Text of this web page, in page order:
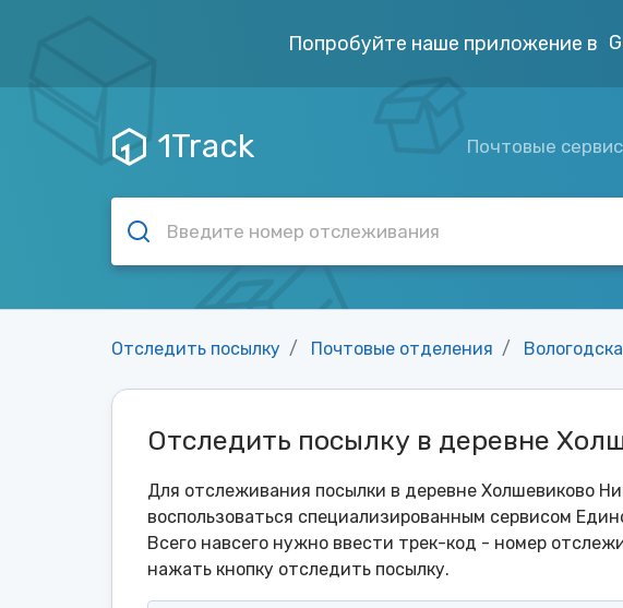
Попробуйте наше приложение в
1Track Почтовые
Отследить посылку Почтовые отделения
Отследить посылку в деревне
Для отслеживания посылки в деревне Холшевиково
воспользоваться специализированным сервисом
Всего навсего нужно ввести трек-код - номер
нажать кнопку отследить посылку.